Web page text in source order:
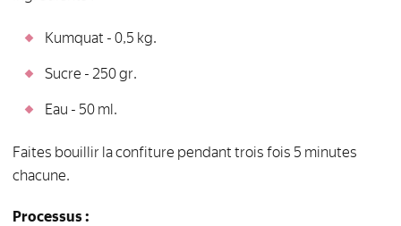
Kumquat - 0,5 kg.
Sucre - 250 gr.
Eau - 50 ml.
Faites bouillir la confiture pendant trois fois 5 minutes
chacune.
Processus :